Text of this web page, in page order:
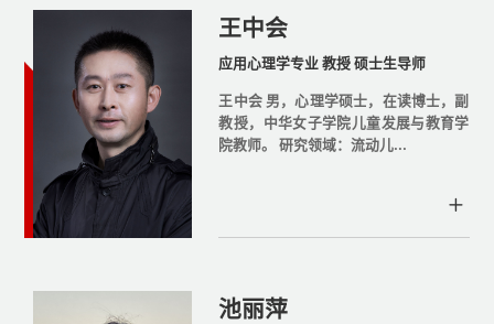
王中会
应用心理学专业 教授 硕士生导师
王中会 男，心理学硕士，在读博士，副
教授，中华女子学院儿童发展与教育学
院教师。 研究领域：流动儿...
池丽萍